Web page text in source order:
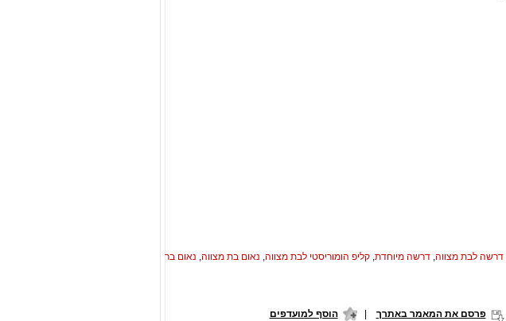
דרשה לבת מצווה, דרשה מיוחדת, קליפ הומוריסטי לבת מצווה, נאום בת מצווה, נאום בר
פרסם את המאמר באתרך | הוסף למועדפים